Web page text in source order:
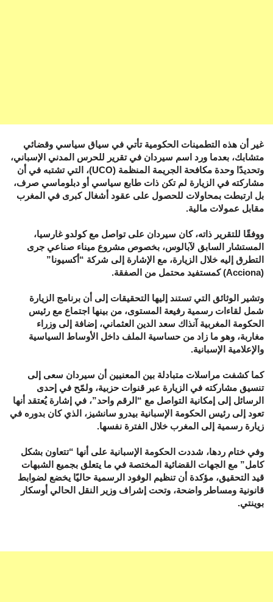
غير أن هذه التطمينات الحكومية تأتي في سياق سياسي وقضائي
متشابك، بعدما ورد اسم سيردان في تقرير للحرس المدني الإسباني،
وتحديدًا وحدة مكافحة الجريمة المنظمة (UCO)، التي تشتبه في أن
مشاركته في الزيارة لم تكن ذات طابع سياسي أو دبلوماسي صرف،
بل ارتبطت بمحاولات للحصول على عقود أشغال كبرى في المغرب
مقابل عمولات مالية.
ووفقًا للتقرير ذاته، كان سيردان على تواصل مع كولدو غارسيا،
المستشار السابق لآبالوس، بخصوص مشروع ميناء صناعي جرى
التطرق إليه خلال الزيارة، مع الإشارة إلى شركة “أكسيونا”
(Acciona) كمستفيد محتمل من الصفقة.
وتشير الوثائق التي تستند إليها التحقيقات إلى أن برنامج الزيارة
شمل لقاءات رسمية رفيعة المستوى، من بينها اجتماع مع رئيس
الحكومة المغربية آنذاك سعد الدين العثماني، إضافة إلى وزراء
مغاربة، وهو ما زاد من حساسية الملف داخل الأوساط السياسية
والإعلامية الإسبانية.
كما كشفت مراسلات متبادلة بين المعنيين أن سيردان سعى إلى
تنسيق مشاركته في الزيارة عبر قنوات حزبية، ولمّح في إحدى
الرسائل إلى إمكانية التواصل مع “الرقم واحد”، في إشارة يُعتقد أنها
تعود إلى رئيس الحكومة الإسبانية بيدرو سانشيز، الذي كان بدوره في
زيارة رسمية إلى المغرب خلال الفترة نفسها.
وفي ختام ردها، شددت الحكومة الإسبانية على أنها “تتعاون بشكل
كامل” مع الجهات القضائية المختصة في ما يتعلق بجميع الشبهات
قيد التحقيق، مؤكدة أن تنظيم الوفود الرسمية حاليًا يخضع لضوابط
قانونية ومساطر واضحة، وتحت إشراف وزير النقل الحالي أوسكار
بوينتي.